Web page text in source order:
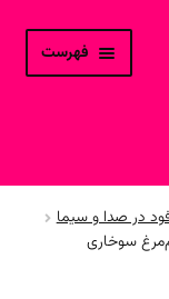
فهرست
در صدا و سیما
سوخاری